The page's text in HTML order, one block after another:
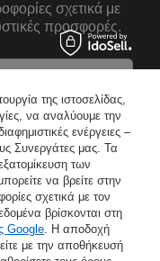
σχετικά με
προσφορές.
εφαρμογής της υπηρεσίας Newsletter στο
της ιστοσελίδας,
να αναλύουμε την
ενέργειες –
Συνεργάτες μας. Τα
των
να βρείτε στην
σχετικά με τον
βρίσκονται στη
Google. Η αποδοχή
με την αποθήκευσή